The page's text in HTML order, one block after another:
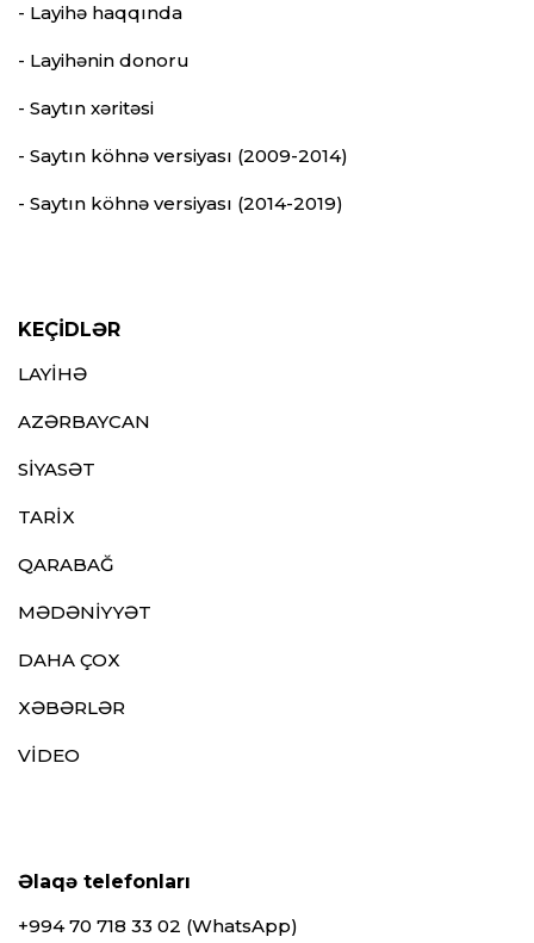
- Layihə haqqında
- Layihənin donoru
- Saytın xəritəsi
- Saytın köhnə versiyası (2009-2014)
- Saytın köhnə versiyası (2014-2019)
KEÇİDLƏR
LAYİHƏ
AZƏRBAYCAN
SİYASƏT
TARİX
QARABAĞ
MƏDƏNİYYƏT
DAHA ÇOX
XƏBƏRLƏR
VİDEO
Əlaqə telefonları
+994 70 718 33 02 (WhatsApp)